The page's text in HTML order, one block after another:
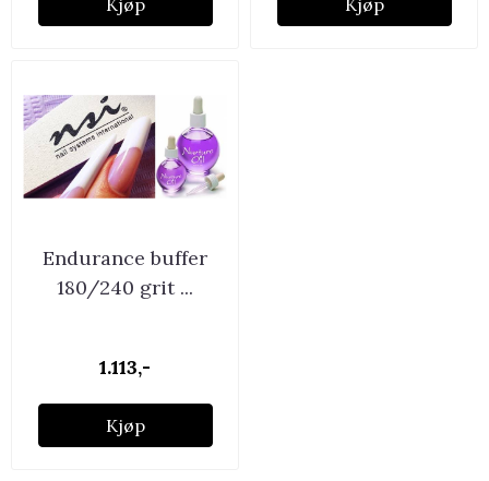
Endurance buffer
180/240 grit ...
1.113,-
Kjøp